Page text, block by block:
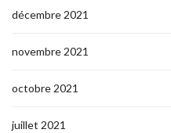
décembre 2021
novembre 2021
octobre 2021
juillet 2021